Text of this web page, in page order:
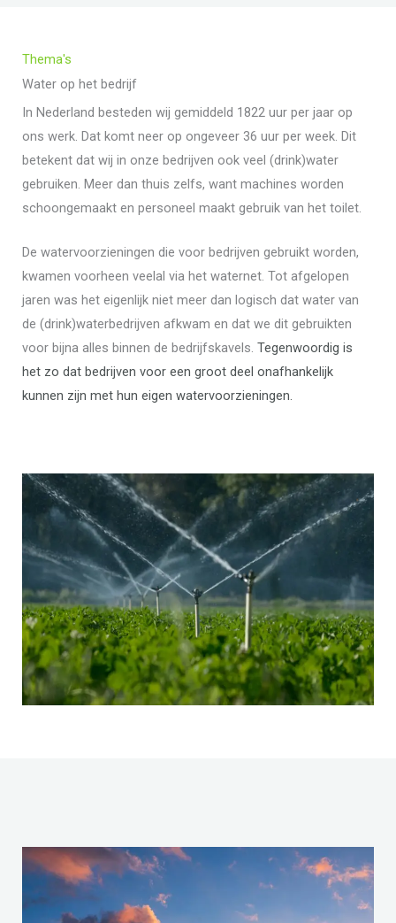
Thema's
Water op het bedrijf
In Nederland besteden wij gemiddeld 1822 uur per jaar op
ons werk. Dat komt neer op ongeveer 36 uur per week. Dit
betekent dat wij in onze bedrijven ook veel (drink)water
gebruiken. Meer dan thuis zelfs, want machines worden
schoongemaakt en personeel maakt gebruik van het toilet.
De watervoorzieningen die voor bedrijven gebruikt worden,
kwamen voorheen veelal via het waternet. Tot afgelopen
jaren was het eigenlijk niet meer dan logisch dat water van
de (drink)waterbedrijven afkwam en dat we dit gebruikten
voor bijna alles binnen de bedrijfskavels. Tegenwoordig is
het zo dat bedrijven voor een groot deel onafhankelijk
kunnen zijn met hun eigen watervoorzieningen.